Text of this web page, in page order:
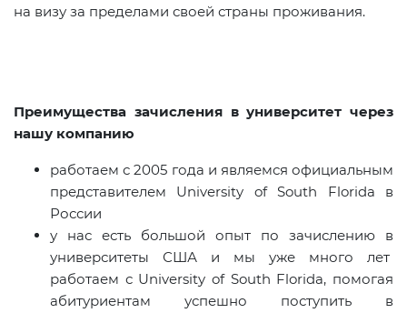
на визу за пределами своей страны проживания.
Преимущества зачисления в университет через
нашу компанию
работаем с 2005 года и являемся официальным
представителем University of South Florida в
России
у нас есть большой опыт по зачислению в
университеты США и мы уже много лет
работаем с University of South Florida, помогая
абитуриентам успешно поступить в